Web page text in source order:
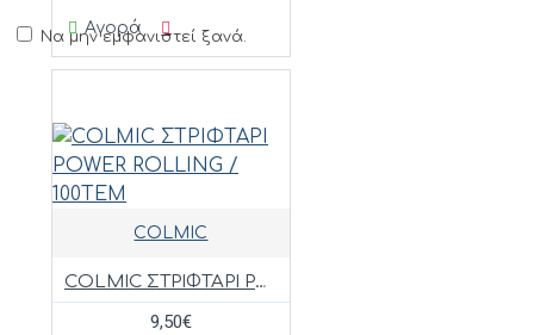
Να μην εμφανιστεί ξανά.
Αγορά
COLMIC
COLMIC ΣΤΡΙΦΤΑΡΙ POWER ROLLING / 100ΤΕΜ
9,50€